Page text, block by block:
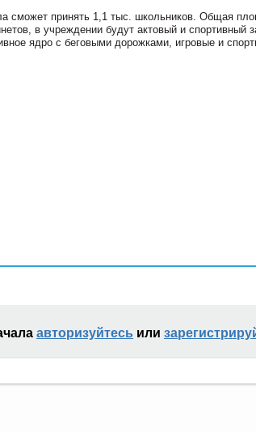
сможет принять 1,1 тыс. школьников. Общая
в учреждении будут актовый и спортивный
ядро с беговыми дорожками, игровые и
авторизуйтесь или